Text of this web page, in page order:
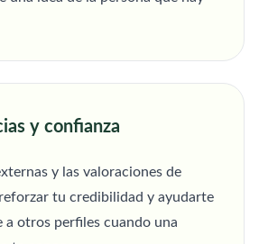
y confianza
y las valoraciones de
tu credibilidad y ayudarte
a otros perfiles cuando una